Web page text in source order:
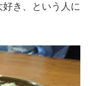
き、という人に